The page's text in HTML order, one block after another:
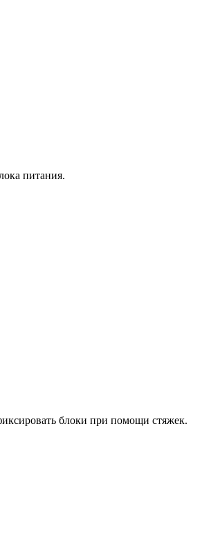
питания.
блоки при помощи стяжек.